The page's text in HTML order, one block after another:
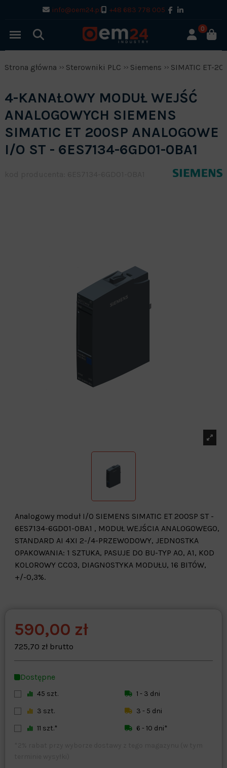
info@oem24.pl +48 683 778 005
0
Strona główna Sterowniki PLC Siemens SIMATIC ET-
4-KANAŁOWY MODUŁ WEJŚĆ
ANALOGOWYCH SIEMENS
SIMATIC ET 200SP ANALOGOWE
I/O ST - 6ES7134-6GD01-0BA1
Analogowy moduł I/O SIEMENS SIMATIC ET 200SP ST -
6ES7134-6GD01-0BA1 , MODUŁ WEJŚCIA ANALOGOWEGO,
STANDARD AI 4XI 2-/4-PRZEWODOWY, JEDNOSTKA
OPAKOWANIA: 1 SZTUKA, PASUJE DO BU-TYP A0, A1, KOD
KOLOROWY CC03, DIAGNOSTYKA MODUŁU, 16 BITÓW,
+/-0,3%.
Warehouse
opcjonalne
590,00 zł
725,70 zł brutto
Dostępne
45 szt.
1 - 3 dni
3 szt.
3 - 5 dni
11 szt.*
6 - 10 dni*